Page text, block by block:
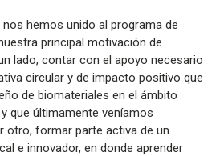
nos hemos unido al programa de
principal motivación de
lado, contar con el apoyo necesario
circular y de impacto positivo que
de biomateriales en el ámbito
que últimamente veníamos
otro, formar parte activa de un
e innovador, en donde aprender